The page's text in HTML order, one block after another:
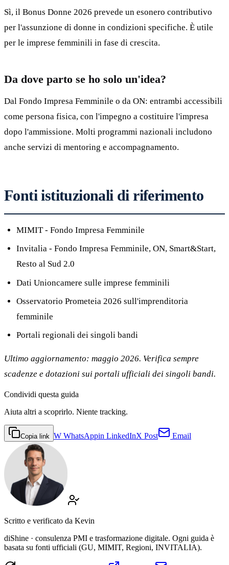
Sì, il Bonus Donne 2026 prevede un esonero contributivo
per l'assunzione di donne in condizioni specifiche. È utile
per le imprese femminili in fase di crescita.
Da dove parto se ho solo un'idea?
Dal Fondo Impresa Femminile o da ON: entrambi accessibili
come persona fisica, con l'impegno a costituire l'impresa
dopo l'ammissione. Molti programmi nazionali includono
anche servizi di mentoring e accompagnamento.
Fonti istituzionali di riferimento
MIMIT - Fondo Impresa Femminile
Invitalia - Fondo Impresa Femminile, ON, Smart&Start,
Resto al Sud 2.0
Dati Unioncamere sulle imprese femminili
Osservatorio Prometeia 2026 sull'imprenditoria
femminile
Portali regionali dei singoli bandi
Ultimo aggiornamento: maggio 2026. Verifica sempre
scadenze e dotazioni sui portali ufficiali dei singoli bandi.
Condividi questa guida
Aiuta altri a scoprirlo. Niente tracking.
Copia link W WhatsAppin LinkedInX Post Email
Scritto e verificato da Kevin
diShine · consulenza PMI e trasformazione digitale. Ogni guida è
basata su fonti ufficiali (GU, MIMIT, Regioni, INVITALIA).